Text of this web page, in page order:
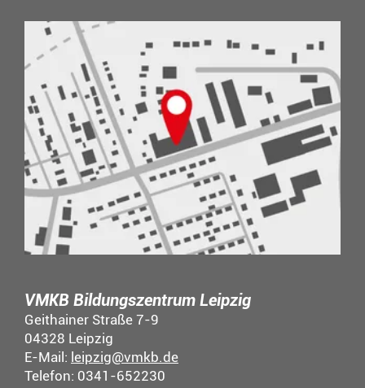
VMKB Bildungszentrum Leipzig
Geithainer Straße 7-9
04328 Leipzig
E-Mail: leipzig@vmkb.de
Telefon: 0341-652230